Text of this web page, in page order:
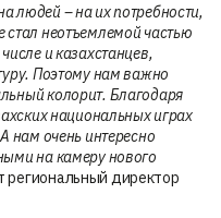
людей – на их потребности,
неотъемлемой частью
и казахстанцев,
Поэтому нам важно
колорит. Благодаря
национальных играх
нам очень интересно
на камеру нового
региональный директор